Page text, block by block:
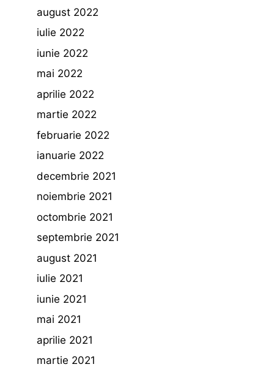
august 2022
iulie 2022
iunie 2022
mai 2022
aprilie 2022
martie 2022
februarie 2022
ianuarie 2022
decembrie 2021
noiembrie 2021
octombrie 2021
septembrie 2021
august 2021
iulie 2021
iunie 2021
mai 2021
aprilie 2021
martie 2021